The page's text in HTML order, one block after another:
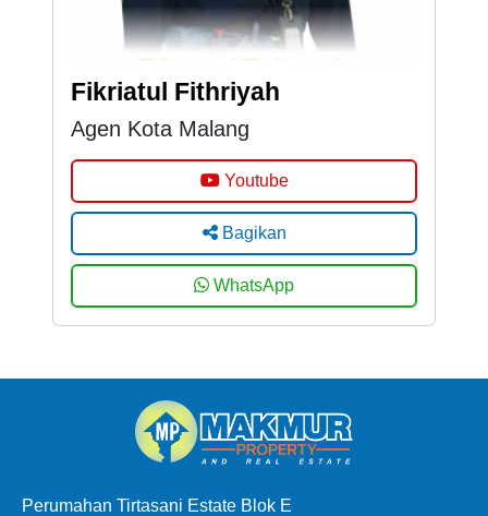
Fikriatul Fithriyah
Agen Kota Malang
Youtube
Bagikan
WhatsApp
Perumahan Tirtasani Estate Blok E